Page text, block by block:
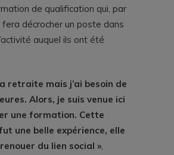
de qualification qui, par
fera décrocher un poste dans
auquel ils ont été
retraite mais j’ai besoin de
Alors, je suis venue ici
une formation. Cette
une belle expérience, elle
du lien social »,